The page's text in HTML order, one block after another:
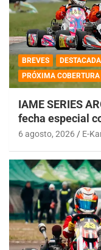
BREVES DESTACADA
PRÓXIMA COBERTURA
IAME SERIES
fecha especial
6 agosto, 2026 E-